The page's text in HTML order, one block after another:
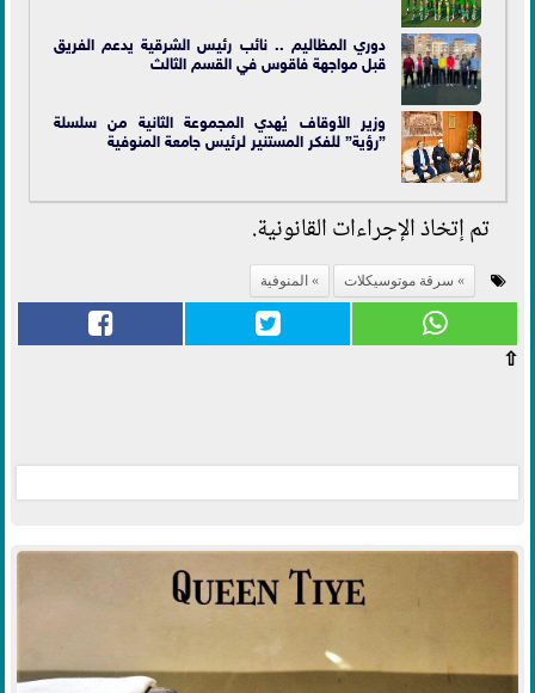
دوري المظاليم .. نائب رئيس الشرقية يدعم الفريق
قبل مواجهة فاقوس في القسم الثالث
وزير الأوقاف يُهدي المجموعة الثانية من سلسلة
”رؤية” للفكر المستنير لرئيس جامعة المنوفية
تم إتخاذ الإجراءات القانونية.
سرقة موتوسيكلات المنوفية
⇧